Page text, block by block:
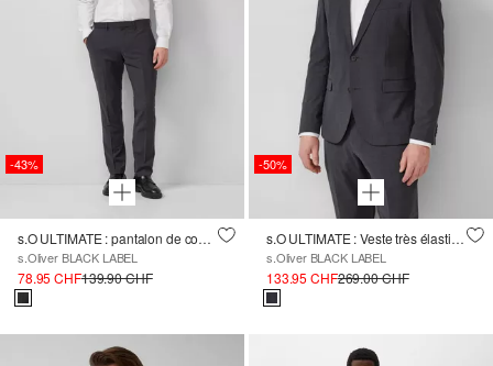
-43%
s.O ULTIMATE : pantalon de costume en mélange de laine très élastique
s.Oliver BLACK LABEL
78.95 CHF139.90 CHF
-50%
s.O ULTIMATE : Veste très élastique en mélange de laine
s.Oliver BLACK LABEL
133.95 CHF269.00 CHF